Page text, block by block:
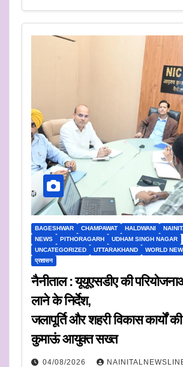
BAGESHWAR CHAMPAWAT HALDWANI
NEWS
PITHORAGARH
UDHAM SINGH NAGAR
UNCATEGORIZED
UTTARAKHAND WORLD
प्रशासन
नैनीताल : यूयूएसडीए की
लाने के निर्देश,
जलापूर्ति और शहरी विकास कार्यों
कुमाऊं आयुक्त सख्त
04/08/2026